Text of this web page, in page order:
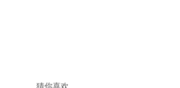
猜你喜欢